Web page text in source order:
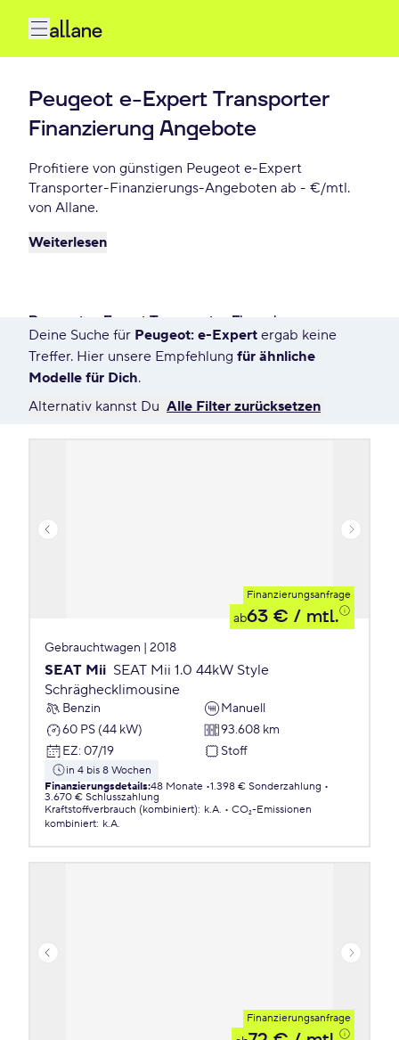
Peugeot e-Expert Transporter
Finanzierung Angebote
Profitiere von günstigen Peugeot e-Expert
Transporter-Finanzierungs-Angeboten ab - €/mtl.
von Allane.
Weiterlesen
Peugeot e-Expert Transporter Finanzieren
0 Angebote für Deine Suche
Deine Suche für Peugeot: e-Expert ergab keine
Treffer. Hier unsere Empfehlung für ähnliche
Modelle für Dich.
Alternativ kannst Du Alle Filter zurücksetzen
Finanzierungsanfrage
ab63 € / mtl.
Gebrauchtwagen | 2018
SEAT Mii SEAT Mii 1.0 44kW Style
Schräghecklimousine
Benzin
Manuell
60 PS (44 kW)
93.608 km
EZ: 07/19 Stoff
in 4 bis 8 Wochen
Finanzierungsdetails:48 Monate 1.398 € Sonderzahlung
3.670 € Schlusszahlung
Kraftstoffverbrauch (kombiniert): k.A.
CO₂-Emissionen
kombiniert: k.A.
Finanzierungsanfrage